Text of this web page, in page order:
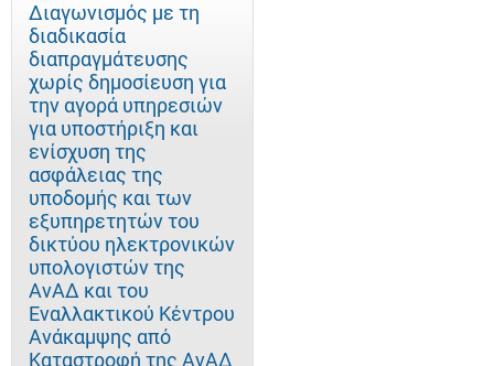
Διαγωνισμός με τη
διαδικασία
διαπραγμάτευσης
χωρίς δημοσίευση για
την αγορά υπηρεσιών
για υποστήριξη και
ενίσχυση της
ασφάλειας της
υποδομής και των
εξυπηρετητών του
δικτύου ηλεκτρονικών
υπολογιστών της
ΑνΑΔ και του
Εναλλακτικού Κέντρου
Ανάκαμψης από
Καταστροφή της ΑνΑΔ